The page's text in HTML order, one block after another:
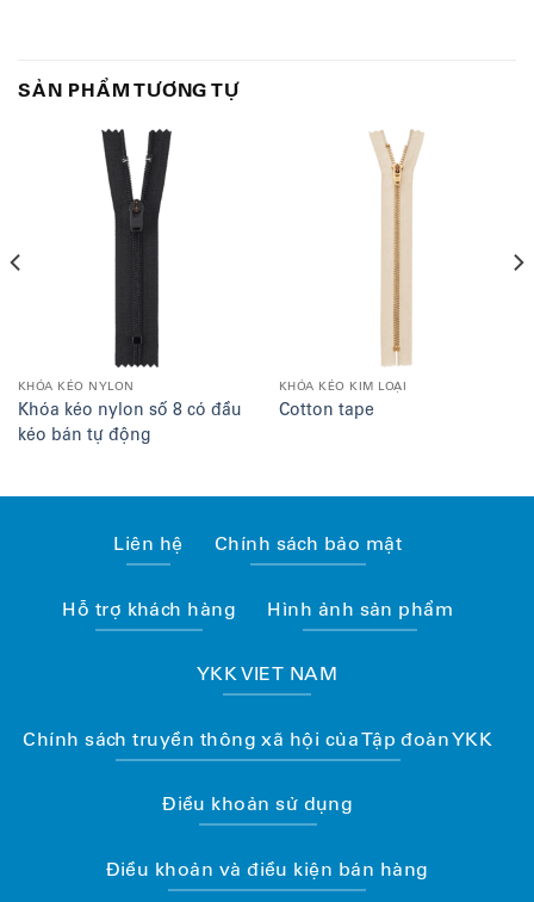
SẢN PHẨM TƯƠNG TỰ
KHÓA KÉO NYLON
Khóa kéo nylon số 8 có đầu
kéo bán tự động
KHÓA KÉO KIM LOẠI
Cotton tape
Liên hệ Chính sách bảo mật
Hỗ trợ khách hàng Hình ảnh sản phẩm
YKK VIET NAM
Chính sách truyền thông xã hội của Tập đoàn YKK
Điều khoản sử dụng
Điều khoản và điều kiện bán hàng